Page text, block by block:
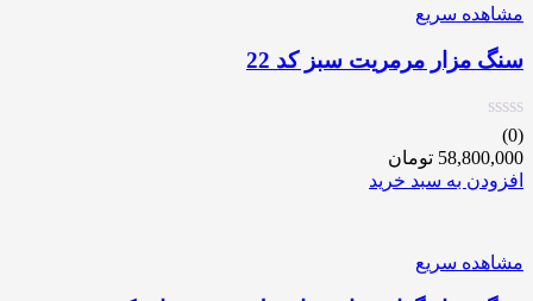
مشاهده سریع
سنگ مزار مرمریت سبز کد 22
(0)
58,800,000 تومان
افزودن به سبد خرید
مشاهده سریع